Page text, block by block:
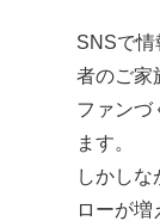
SNSで情
者のご家
ファンづ
ます。
しかし
ローが